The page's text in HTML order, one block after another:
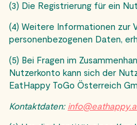
(3) Die Registrierung für ein
(4) Weitere Informationen zur
personenbezogenen Daten,
(5) Bei Fragen im
Nutzerkonto kann sich der
EatHappy ToGo Österreich
Kontaktdaten: